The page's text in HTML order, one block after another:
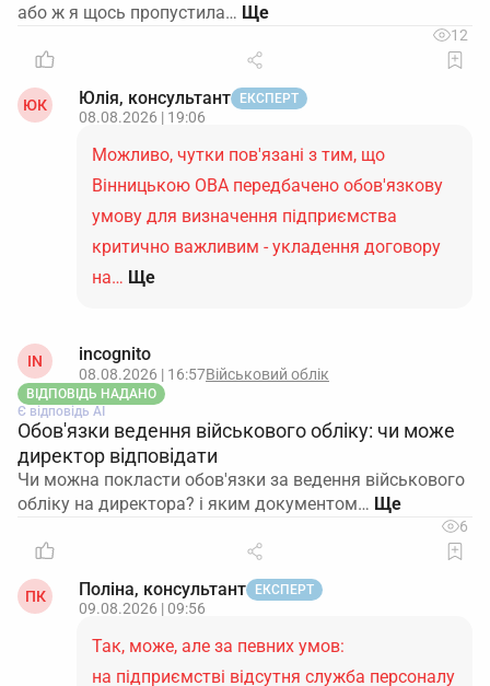
або ж я щось пропустила…
12
ЮК Юлія, консультант ЕКСПЕРТ
08.08.2026 | 19:06
Можливо, чутки пов'язані з тим, що
Вінницькою ОВА передбачено обов'язкову
умову для визначення підприємства
критично важливим - укладення договору
на… Ще
IN incognito
08.08.2026 | 16:57Військовий облік
ВІДПОВІДЬ НАДАНО
Є відповідь АІ
Обов'язки ведення військового обліку: чи може
директор відповідати
Чи можна покласти обов'язки за ведення військового
обліку на директора? і яким документом…
6
ПК Поліна, консультант ЕКСПЕРТ
09.08.2026 | 09:56
Так, може, але за певних умов:
на підприємстві відсутня служба персоналу